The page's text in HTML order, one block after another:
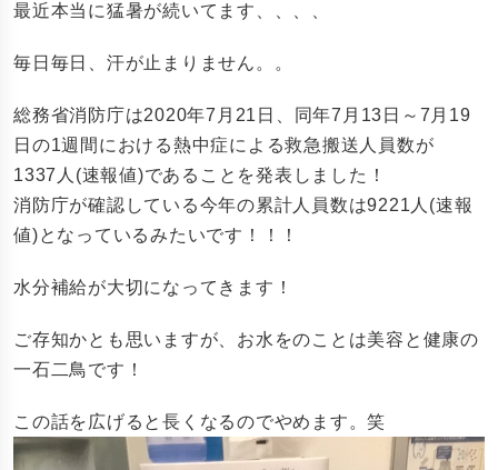
最近本当に猛暑が続いてます、、、、
毎日毎日、汗が止まりません。。
総務省消防庁は2020年7月21日、同年7月13日～7月19
日の1週間における熱中症による救急搬送人員数が
1337人(速報値)であることを発表しました！
消防庁が確認している今年の累計人員数は9221人(速報
値)となっているみたいです！！！
水分補給が大切になってきます！
ご存知かとも思いますが、お水をのことは美容と健康の
一石二鳥です！
この話を広げると長くなるのでやめます。笑